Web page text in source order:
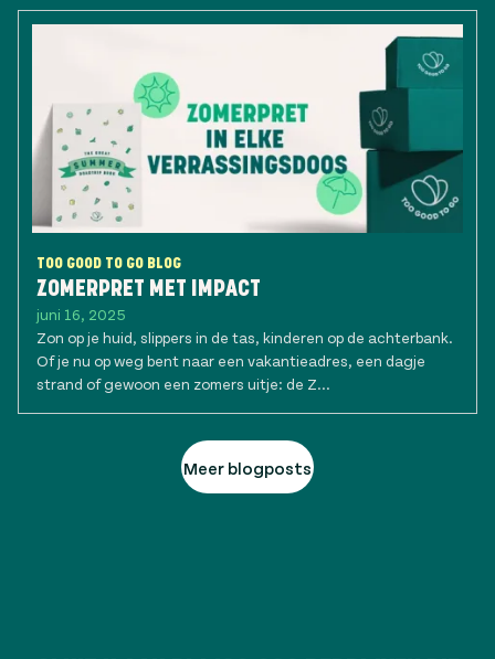
TOO GOOD TO GO BLOG
ZOMERPRET MET IMPACT
juni 16, 2025
Zon op je huid, slippers in de tas, kinderen op de achterbank.
Of je nu op weg bent naar een vakantieadres, een dagje
strand of gewoon een zomers uitje: de Z...
Meer blogposts